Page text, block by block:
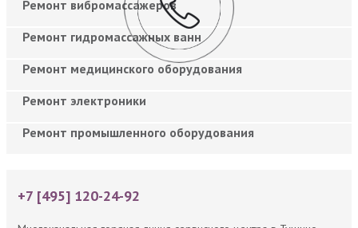
Ремонт вибромассажеров
Ремонт гидромассажных ванн
Ремонт медицинского оборудования
Ремонт электроники
Ремонт промышленного оборудования
+7 [495] 120-24-92